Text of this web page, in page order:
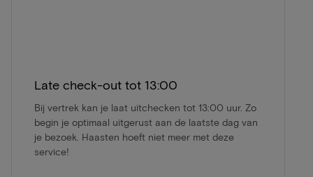
Late check-out tot 13:00
Bij vertrek kan je laat uitchecken tot 13:00 uur. Zo
begin je optimaal uitgerust aan de laatste dag van
je bezoek. Haasten hoeft niet meer met deze
service!